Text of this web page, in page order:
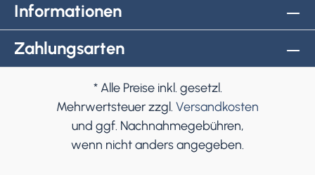
Informationen
Zahlungsarten
* Alle Preise inkl. gesetzl.
Mehrwertsteuer zzgl. Versandkosten
und ggf. Nachnahmegebühren,
wenn nicht anders angegeben.